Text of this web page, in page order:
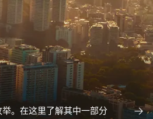
。在这里了解其中一部分